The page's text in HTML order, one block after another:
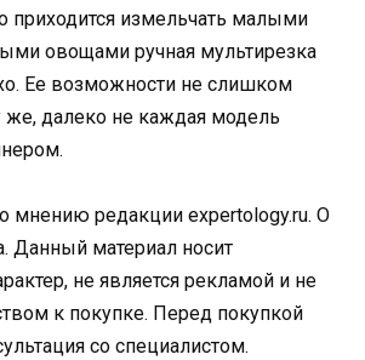
приходится измельчать малыми
овощами ручная мультирезка
Ее возможности не слишком
далеко не каждая модель
мнению редакции expertology.ru. О
Данный материал носит
не является рекламой и не
к покупке. Перед покупкой
со специалистом.